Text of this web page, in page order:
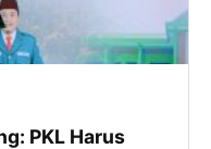
PKL Harus